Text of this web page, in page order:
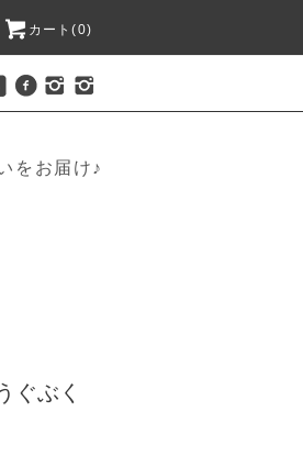
カート(0)
をお届け♪
ぶく